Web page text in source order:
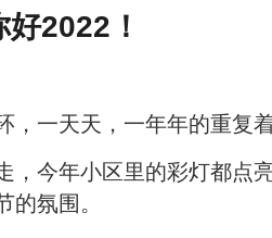
2022！
， 一天天，一年年的重复
，今年小区里的彩灯都点
的氛围。